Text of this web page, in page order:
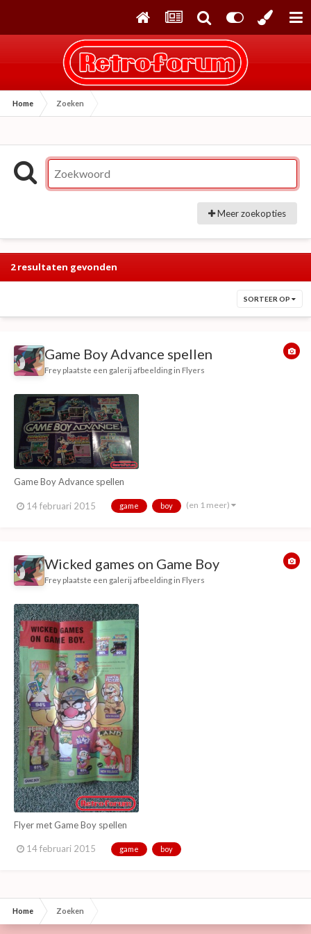
Home Zoeken
Meer zoekopties
2 resultaten gevonden
SORTEER OP
Game Boy Advance spellen
Frey plaatste een galerij afbeelding in Flyers
Game Boy Advance spellen
14 februari 2015 game boy (en 1 meer)
Wicked games on Game Boy
Frey plaatste een galerij afbeelding in Flyers
Flyer met Game Boy spellen
14 februari 2015 game boy
Home Zoeken